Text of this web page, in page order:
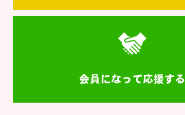
会員になって応援する